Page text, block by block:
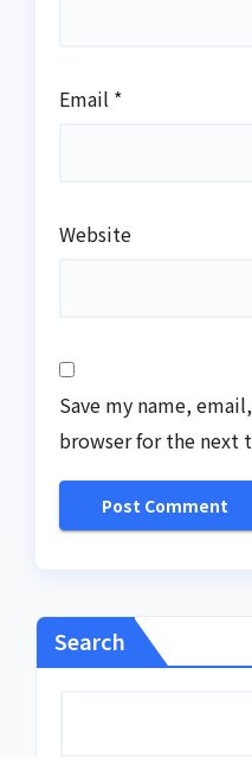
Email *
Website
Save my name,
browser for the next
Search